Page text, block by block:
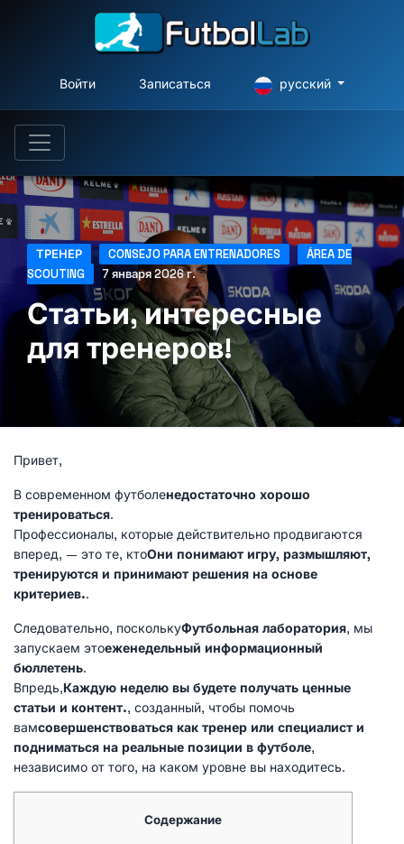
Войти Записаться русский
ТРЕНЕР CONSEJO PARA ENTRENADORES
ÁREA DE
SCOUTING
7 января 2026 г.
Статьи, интересные
для тренеров!
Привет,
В современном футболенедостаточно хорошо
тренироваться.
Профессионалы, которые действительно продвигаются
вперед, — это те, ктоОни понимают игру, размышляют,
тренируются и принимают решения на основе
критериев..
Следовательно, посколькуФутбольная лаборатория, мы
запускаем этоеженедельный информационный
бюллетень.
Впредь,Каждую неделю вы будете получать ценные
статьи и контент., созданный, чтобы помочь
вамсовершенствоваться как тренер или специалист и
подниматься на реальные позиции в футболе,
независимо от того, на каком уровне вы находитесь.
Содержание